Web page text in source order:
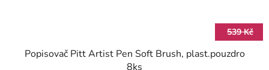
539 Kč
Popisovač Pitt Artist Pen Soft Brush, plast.pouzdro
8ks